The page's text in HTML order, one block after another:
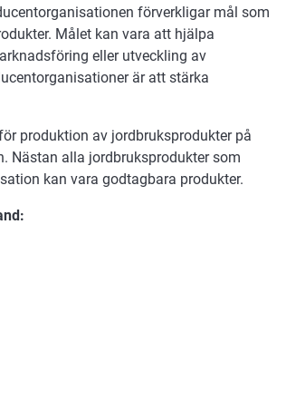
förverkligar mål som
Målet kan vara att hjälpa
eller utveckling av
är att stärka
produktion av jordbruksprodukter på
Nästan alla jordbruksprodukter som
kan vara godtagbara produkter.